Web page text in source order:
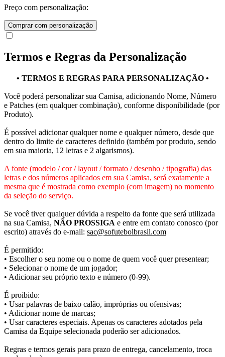
Preço com personalização:
Comprar com personalização
Termos e Regras da Personalização
• TERMOS E REGRAS PARA PERSONALIZAÇÃO •
Você poderá personalizar sua Camisa, adicionando Nome, Número
e Patches (em qualquer combinação), conforme disponibilidade (por
Produto).
É possível adicionar qualquer nome e qualquer número, desde que
dentro do limite de caracteres definido (também por produto, sendo
em sua maioria, 12 letras e 2 algarismos).
A fonte (modelo / cor / layout / formato / desenho / tipografia) das
letras e dos números aplicados em sua Camisa, será exatamente a
mesma que é mostrada como exemplo (com imagem) no momento
da seleção do serviço.
Se você tiver qualquer dúvida a respeito da fonte que será utilizada
na sua Camisa, NÃO PROSSIGA e entre em contato conosco (por
escrito) através do e-mail: sac@sofutebolbrasil.com
É permitido:
• Escolher o seu nome ou o nome de quem você quer presentear;
• Selecionar o nome de um jogador;
• Adicionar seu próprio texto e número (0-99).
É proibido:
• Usar palavras de baixo calão, impróprias ou ofensivas;
• Adicionar nome de marcas;
• Usar caracteres especiais. Apenas os caracteres adotados pela
Camisa da Equipe selecionada poderão ser adicionados.
Regras e termos gerais para prazo de entrega, cancelamento, troca